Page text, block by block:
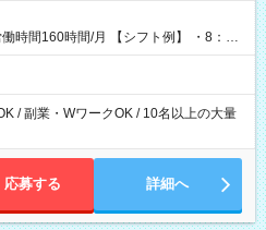
/月 【シフト例】 ・8：00
/ 副業・WワークOK / 10名以上の大量
応募する 詳細へ